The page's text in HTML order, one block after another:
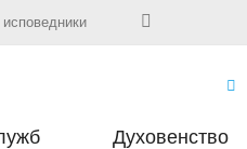
Духовенство